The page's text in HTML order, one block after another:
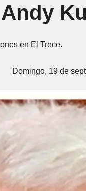
en El Trece.
Domingo, 19 de